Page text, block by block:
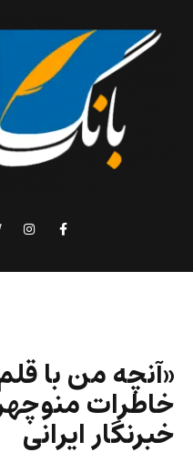
«آنچه من با
خاطرات
خبرنگار ایرانی